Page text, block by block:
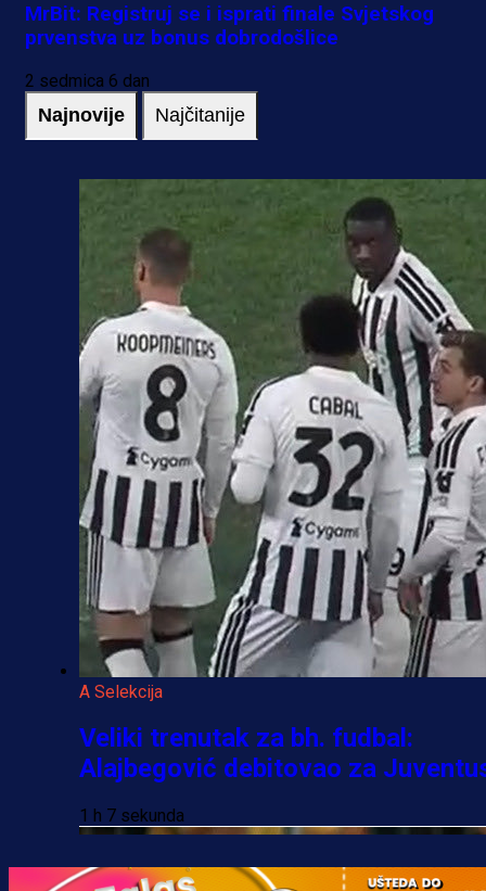
MrBit: Registruj se i isprati finale Svjetskog
prvenstva uz bonus dobrodošlice
2 sedmica 6 dan
Najnovije Najčitanije
A Selekcija
Veliki trenutak za bh. fudbal:
Alajbegović debitovao za
1 h 7 sekunda